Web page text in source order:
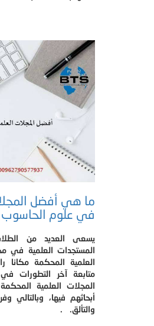
ما هي أفضل
في علوم الحاسوب
يسعى العديد من
المستجدات العلمية في
العلمية المحكمة مكانا
متابعة آخر التطورات
المجلات العلمية
أبحاثهم فيها، وبالتالي
والتألق. .